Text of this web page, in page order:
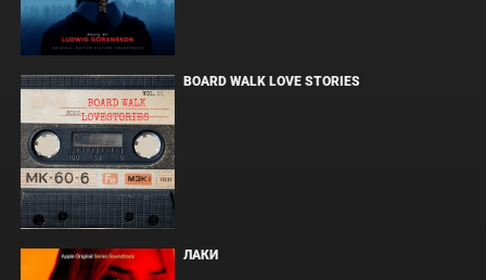
BOARD WALK LOVE STORIES
ЛАКИ